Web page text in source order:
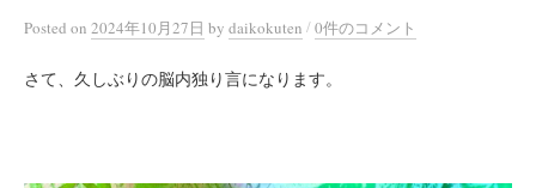
Posted on 2024年10月27日 by daikokuten /0件のコメント
さて、久しぶりの脳内独り言になります。